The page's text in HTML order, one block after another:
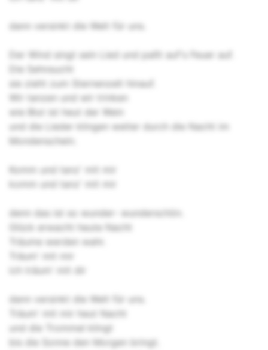
dann versinkt die Welt für uns.
Der Wind singt sein Lied und paßt auf's Feuer auf.
Die Sehnsucht
sie zieht zum Sternenzelt hinauf.
Wir tanzen und wir trinken
wie Blut ist heut der Wein
und die Lieder klingen weiter durch die Nacht im
Mondenschein.
Komm und tanz' mit mir
komm und tanz' mit mir
denn das ist so wunder- wunderschön.
Glück erwacht heute Nacht
Träume werden wahr.
Träum' mit mir
ich träum' mit dir
dann versinkt die Welt für uns.
Träum' mit mir heut Nacht
und die Trommel klingt
bis die Sonne den Morgen bringt.